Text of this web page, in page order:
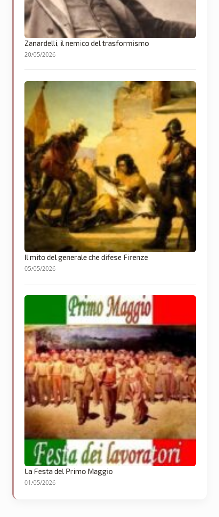
Zanardelli, il nemico del trasformismo
20/05/2026
Il mito del generale che difese Firenze
05/05/2026
La Festa del Primo Maggio
01/05/2026